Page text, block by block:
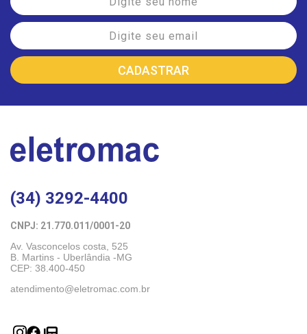
(34) 3292-4400
CNPJ: 21.770.011/0001-20
Av. Vasconcelos costa, 525
B. Martins - Uberlândia -MG
CEP: 38.400-450
atendimento@eletromac.com.br